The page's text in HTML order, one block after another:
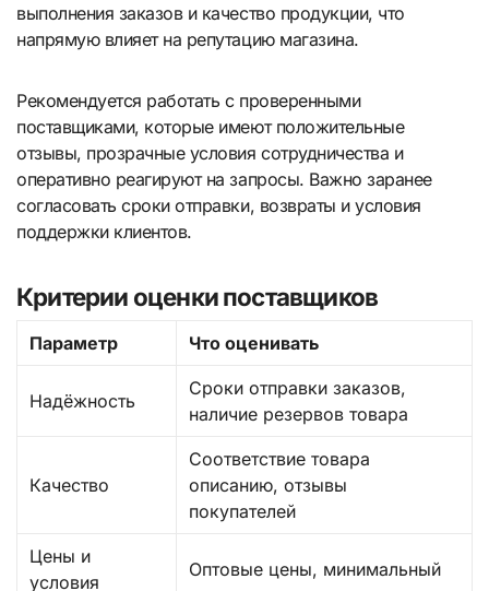
выполнения заказов и качество продукции, что
напрямую влияет на репутацию магазина.
Рекомендуется работать с проверенными
поставщиками, которые имеют положительные
отзывы, прозрачные условия сотрудничества и
оперативно реагируют на запросы. Важно заранее
согласовать сроки отправки, возвраты и условия
поддержки клиентов.
Критерии оценки поставщиков
Параметр Что оценивать
Надёжность
Сроки отправки заказов,
наличие резервов товара
Качество
Соответствие товара
описанию, отзывы
покупателей
Цены и
условия
Оптовые цены, минимальный